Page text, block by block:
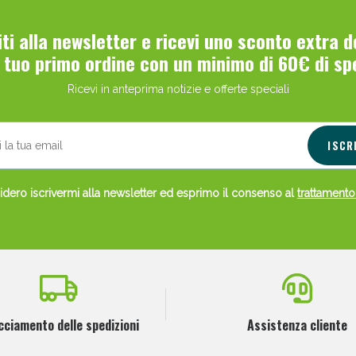
alla newsletter e ricevi uno sconto extra
primo ordine con un minimo di 60€ di
Ricevi in anteprima notizie e offerte speciali
iscrivermi alla newsletter ed esprimo il consenso al
delle spedizioni Assistenza cliente
Urinarie e Prostata: Sconti fino al 45%
Intestinale: Sconto fino al 55% valido